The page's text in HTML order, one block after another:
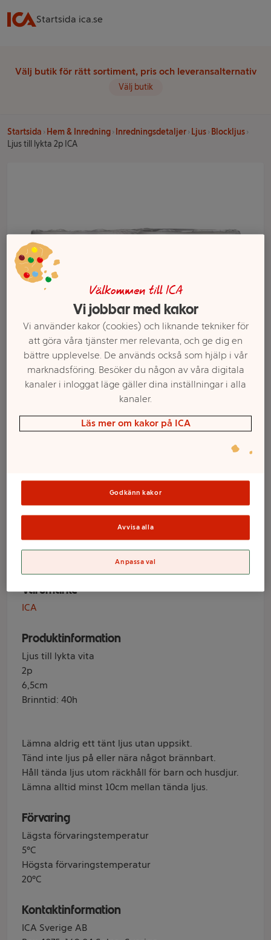
Startsida ica.se
Välj butik för rätt sortiment, pris och leveransalternativ
Välj butik
Startsida Hem & Inredning Inredningsdetaljer Ljus
Blockljus
Ljus till lykta 2p ICA
Ljus till lykta 2p
ICA
Varumärke
ICA
Produktinformation
Ljus till lykta vita
2p
6,5cm
Brinntid: 40h
Lämna aldrig ett tänt ljus utan uppsikt.
Tänd inte ljus på eller nära något brännbart.
Håll tända ljus utom räckhåll för barn och husdjur.
Lämna alltid minst 10cm mellan tända ljus.
Förvaring
Lägsta förvaringstemperatur
5°C
Högsta förvaringstemperatur
20°C
Kontaktinformation
ICA Sverige AB
Välj butik och handla
Välkommen till ICA
Vi jobbar med kakor
Vi använder kakor (cookies) och liknande tekniker för
att göra våra tjänster mer relevanta, och ge dig en
bättre upplevelse. De används också som hjälp i vår
marknadsföring. Besöker du någon av våra digitala
kanaler i inloggat läge gäller dina inställningar i alla
kanaler.
Läs mer om kakor på ICA
Godkänn kakor
Avvisa alla
Anpassa val